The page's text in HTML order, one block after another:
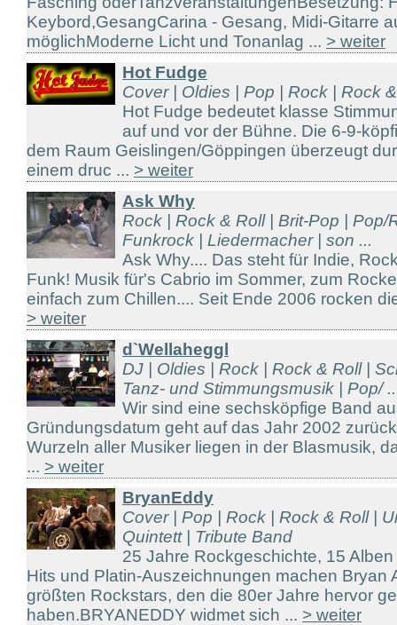
Keybord,GesangCarina - Gesang, Midi-Gitarre
möglichModerne Licht und Tonanlag ... > weiter
Hot Fudge
Cover | Oldies | Pop | Rock | Rock
Hot Fudge bedeutet klasse
auf und vor der Bühne. Die 6-9-
dem Raum Geislingen/Göppingen überzeugt
einem druc ... > weiter
Ask Why
Rock | Rock & Roll | Brit-Pop |
Funkrock | Liedermacher | son ...
Ask Why.... Das steht für Indie,
Funk! Musik für's Cabrio im Sommer, zum
einfach zum Chillen.... Seit Ende 2006 rocken
> weiter
d`Wellaheggl
DJ | Oldies | Rock | Rock & Roll |
Tanz- und Stimmungsmusik | Pop/
Wir sind eine sechsköpfige Band
Gründungsdatum geht auf das Jahr 2002
Wurzeln aller Musiker liegen in der Blasmusik,
... > weiter
BryanEddy
Cover | Pop | Rock | Rock & Roll |
Quintett | Tribute Band
25 Jahre Rockgeschichte, 15
Hits und Platin-Auszeichnungen machen Bryan
größten Rockstars, den die 80er Jahre hervor
haben.BRYANEDDY widmet sich ... > weiter